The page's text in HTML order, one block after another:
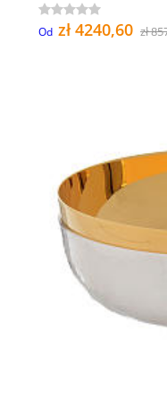
Od zł 4240,60 zł